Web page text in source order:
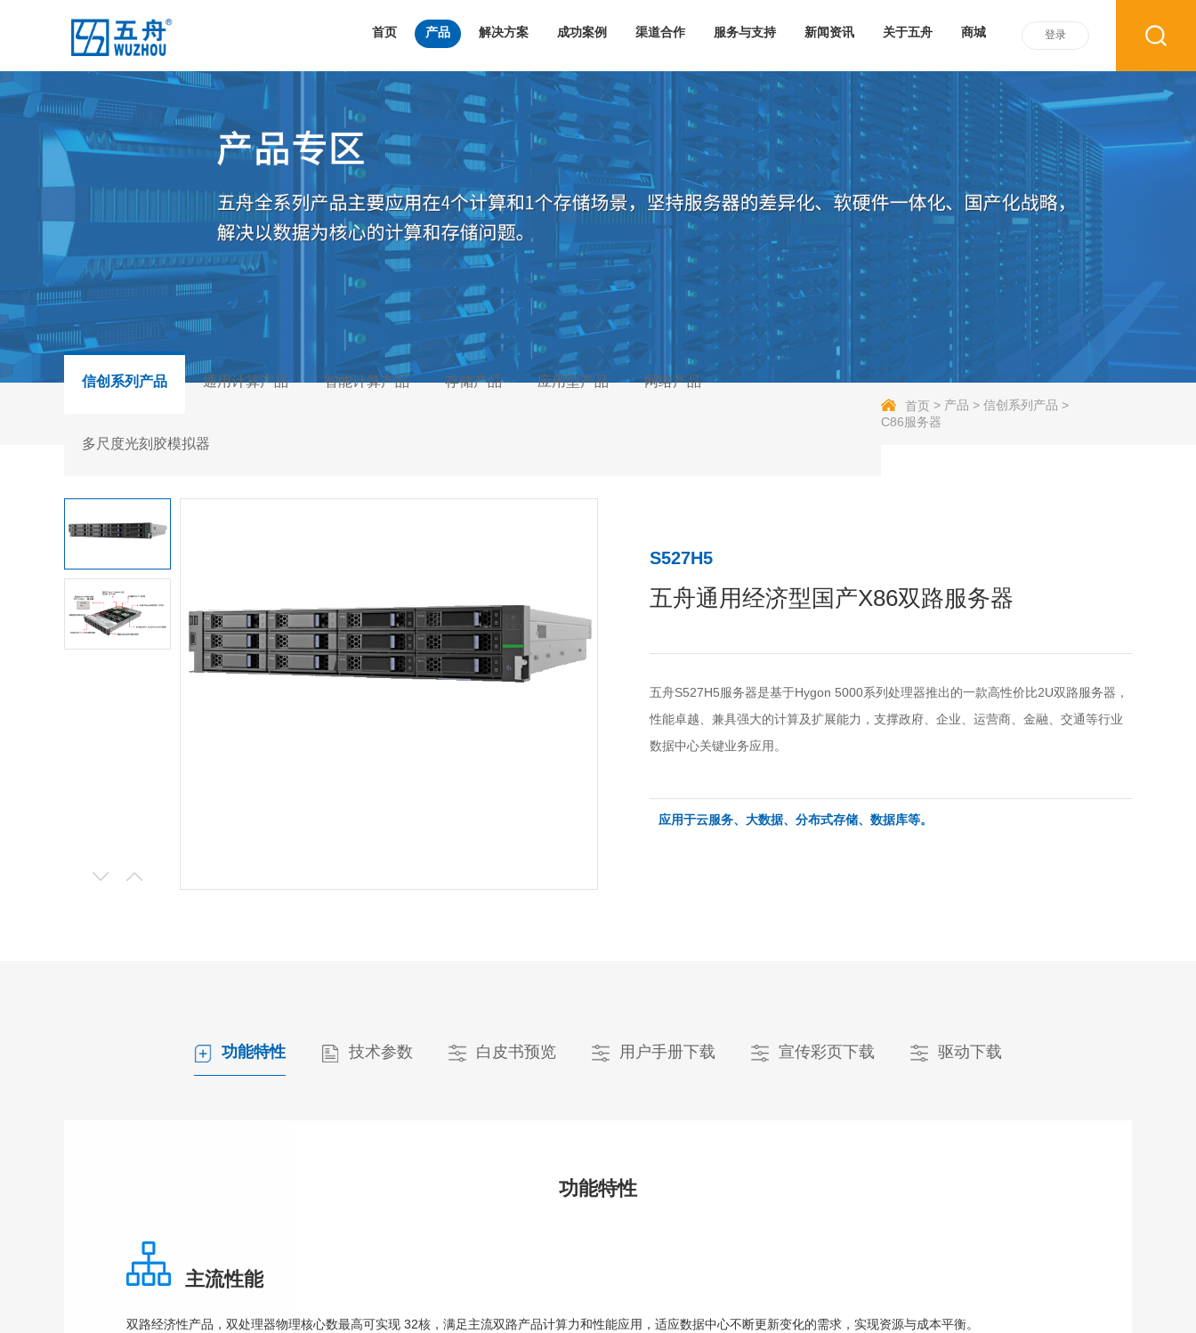
首页 产品 解决方案 成功案例 渠道合作 服务与支持 新闻资讯 关于五舟 商城 登录
信创系列产品 通用计算产品 智能计算产品 存储产品 应用型产品 网络产品
多尺度光刻胶模拟器
首页 > 产品 > 信创系列产品 >
C86服务器
S527H5
五舟通用经济型国产X86双路服务器
五舟S527H5服务器是基于Hygon 5000系列处理器推出的一款高性价比2U双路服务器，
性能卓越、兼具强大的计算及扩展能力，支撑政府、企业、运营商、金融、交通等行业
数据中心关键业务应用。
应用于云服务、大数据、分布式存储、数据库等。
功能特性 技术参数 白皮书预览 用户手册下载 宣传彩页下载 驱动下载
功能特性
主流性能
双路经济性产品，双处理器物理核心数最高可实现 32核，满足主流双路产品计算力和性能应用，适应数据中心不断更新变化的需求，实现资源与成本平衡。